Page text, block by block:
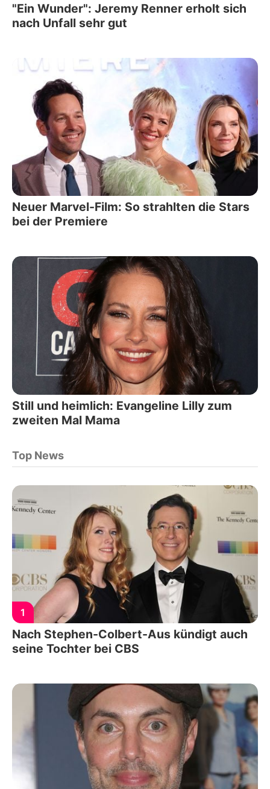
"Ein Wunder": Jeremy Renner erholt sich
nach Unfall sehr gut
Neuer Marvel-Film: So strahlten die Stars
bei der Premiere
Still und heimlich: Evangeline Lilly zum
zweiten Mal Mama
Top News
1
Nach Stephen-Colbert-Aus kündigt auch
seine Tochter bei CBS